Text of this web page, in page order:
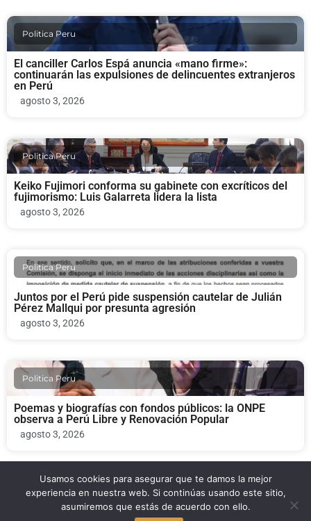
Politica Peru
El canciller Carlos Espá anuncia «mano firme»:
continuarán las expulsiones de delincuentes extranjeros
en Perú
agosto 3, 2026
Politica Peru
Keiko Fujimori conforma su gabinete con excríticos del
fujimorismo: Luis Galarreta lidera la lista
agosto 3, 2026
Politica Peru
Juntos por el Perú pide suspensión cautelar de Julián
Pérez Mallqui por presunta agresión
agosto 3, 2026
Politica Peru
Poemas y biografías con fondos públicos: la ONPE
observa a Perú Libre y Renovación Popular
agosto 3, 2026
Politica Peru
Usamos cookies para asegurar que te damos la mejor
experiencia en nuestra web. Si continúas usando este sitio,
asumiremos que estás de acuerdo con ello.